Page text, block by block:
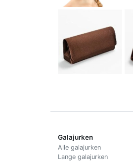
Galajurken
Alle galajurken
Lange galajurken